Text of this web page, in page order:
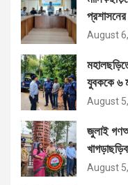
প্রশাসনের
August
যুবককে ৬
August
জুলাই
August